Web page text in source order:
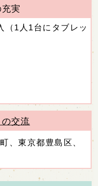
実
（1人1台にタブレッ
交流
、東京都豊島区、